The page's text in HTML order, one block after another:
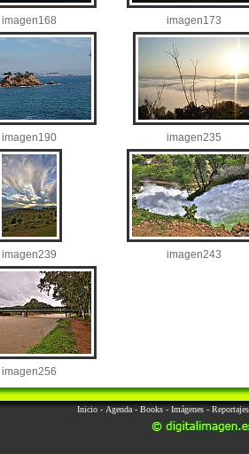
imagen168 imagen173
imagen190 imagen235
imagen239 imagen243
imagen256
Inicio - Agenda - Books - Imágenes - Reportajes